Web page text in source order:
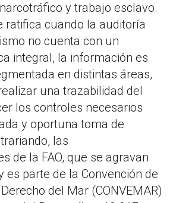
y trabajo esclavo.
ratifica cuando la auditoría
no cuenta con un
integral, la información es
en distintas áreas,
una trazabilidad del
los controles necesarios
y oportuna toma de
las
de la FAO, que se agravan
es parte de la Convención de
del Mar (CONVEMAR)